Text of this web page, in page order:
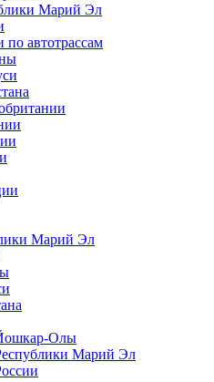
Марий Эл
автотрассам
Марий Эл
Олы
Марий Эл